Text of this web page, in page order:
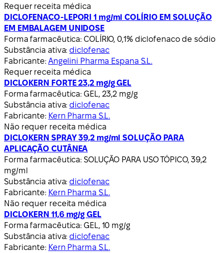
Requer receita médica
DICLOFENACO-LEPORI 1 mg/ml COLÍRIO EM SOLUÇÃO
EM EMBALAGEM UNIDOSE
Forma farmacêutica: COLÍRIO, 0,1% diclofenaco de sódio
Substância ativa: diclofenac
Fabricante: Angelini Pharma Espana S.L.
Requer receita médica
DICLOKERN FORTE 23,2 mg/g GEL
Forma farmacêutica: GEL, 23,2 mg/g
Substância ativa: diclofenac
Fabricante: Kern Pharma S.L.
Não requer receita médica
DICLOKERN SPRAY 39,2 mg/ml SOLUÇÃO PARA
APLICAÇÃO CUTÂNEA
Forma farmacêutica: SOLUÇÃO PARA USO TÓPICO, 39,2
mg/ml
Substância ativa: diclofenac
Fabricante: Kern Pharma S.L.
Não requer receita médica
DICLOKERN 11,6 mg/g GEL
Forma farmacêutica: GEL, 10 mg/g
Substância ativa: diclofenac
Fabricante: Kern Pharma S.L.